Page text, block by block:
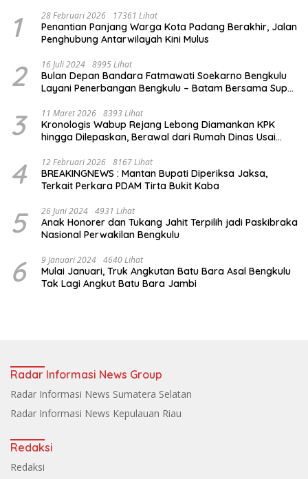
1 28 Februari 2026 17361 Lihat
Penantian Panjang Warga Kota Padang Berakhir, Jalan
Penghubung Antarwilayah Kini Mulus
2 16 Juli 2024 8995 Lihat
Bulan Depan Bandara Fatmawati Soekarno Bengkulu
Layani Penerbangan Bengkulu – Batam Bersama Super
3 11 Maret 2026 8393 Lihat
Kronologis Wabup Rejang Lebong Diamankan KPK
hingga Dilepaskan, Berawal dari Rumah Dinas Usai
4 12 Februari 2026 8167 Lihat
BREAKINGNEWS : Mantan Bupati Diperiksa Jaksa,
Terkait Perkara PDAM Tirta Bukit Kaba
5 26 Juni 2024 4931 Lihat
Anak Honorer dan Tukang Jahit Terpilih jadi Paskibraka
Nasional Perwakilan Bengkulu
6 9 Januari 2024 4640 Lihat
Mulai Januari, Truk Angkutan Batu Bara Asal Bengkulu
Tak Lagi Angkut Batu Bara Jambi
Radar Informasi News Group
Radar Informasi News Sumatera Selatan
Radar Informasi News Kepulauan Riau
Redaksi
Redaksi